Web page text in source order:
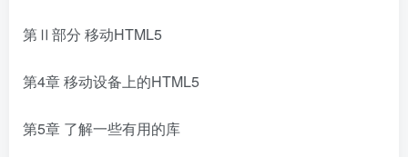
第Ⅱ部分 移动HTML5
第4章 移动设备上的HTML5
第5章 了解一些有用的库